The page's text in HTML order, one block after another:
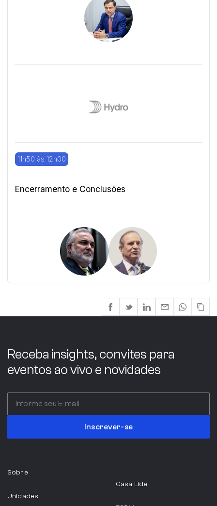
11h50 às 12h00
Encerramento e Conclusões
Receba insights, convites para
eventos ao vivo e novidades
Inscrever-se
Sobre
Unidades
Casa Lide